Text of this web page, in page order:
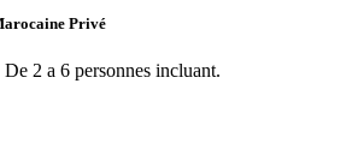
Privé
De 2 a 6 personnes incluant.